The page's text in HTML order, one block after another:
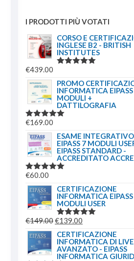
I PRODOTTI PIÙ VOTATI
CORSO E
INGLESE B2 - BRITISH
INSTITUTES
€439.00
PROMO
INFORMATICA
MODULI +
DATTILOGRAFIA
VALUTATO
5.00SU 5
€169.00
ESAME
EIPASS 7 MODULI
EIPASS STANDARD -
ACCREDITATO
VALUTATO
5.00SU 5
€60.00
CERTIFICAZIONE
INFORMATICA
MODULI USER
VALUTATO
€149.00IL
PREZZO
ORIGINALE
ERA:
€139.00
PREZZO
ATTUALE
È:
CERTIFICAZIONE
INFORMATICA DI
AVANZATO - EIPASS
INFORMATICA